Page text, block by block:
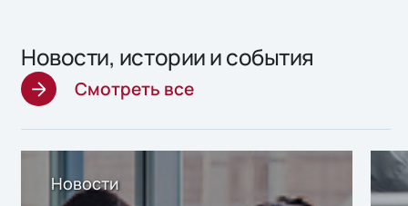
Новости, истории и события
Смотреть все
Новости